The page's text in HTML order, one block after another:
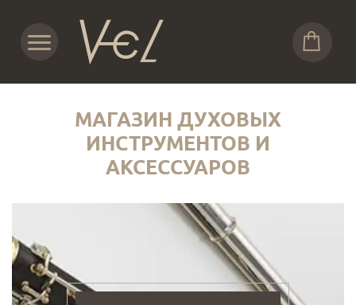
МАГАЗИН ДУХОВЫХ
ИНСТРУМЕНТОВ И
АКСЕССУАРОВ